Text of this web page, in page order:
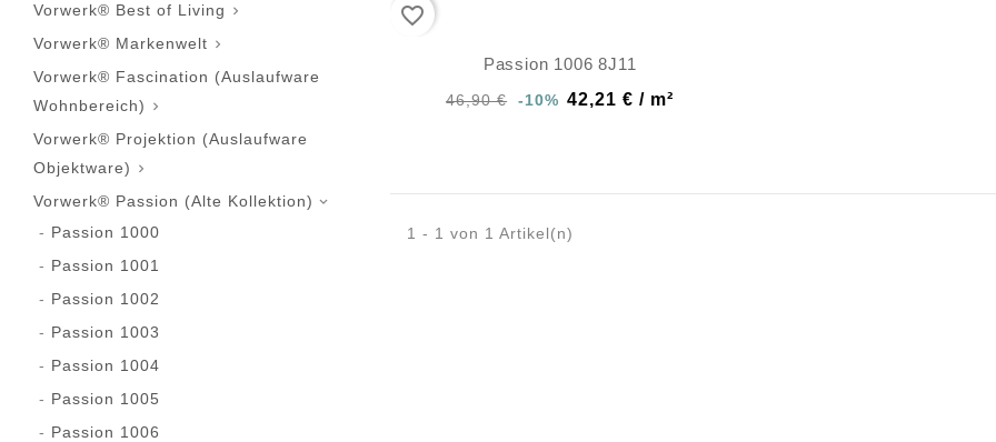
Vorwerk® Best of Living 
Vorwerk® Markenwelt 
Vorwerk® Fascination (Auslaufware
Wohnbereich)

Vorwerk® Projektion (Auslaufware
Objektware)

Vorwerk® Passion (Alte Kollektion) 
Passion 1000
Passion 1001
Passion 1002
Passion 1003
Passion 1004
Passion 1005
Passion 1006
favorite_border
Passion 1006 8J11
46,90 € -10% 42,21 € / m²
1 - 1 von 1 Artikel(n)